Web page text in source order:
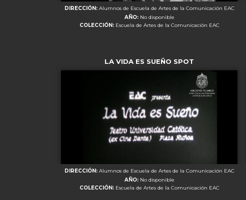
DIRECCIÓN: Alumnos de Escuela de Artes de la Comunicación EAC
AÑO: No disponible
COLECCIÓN: Escuela de Artes de la Comunicación EAC
LA VIDA ES SUEÑO SPOT
DIRECCIÓN: Alumnos de Escuela de Artes de la Comunicación EAC
AÑO: No disponible
COLECCIÓN: Escuela de Artes de la Comunicación EAC